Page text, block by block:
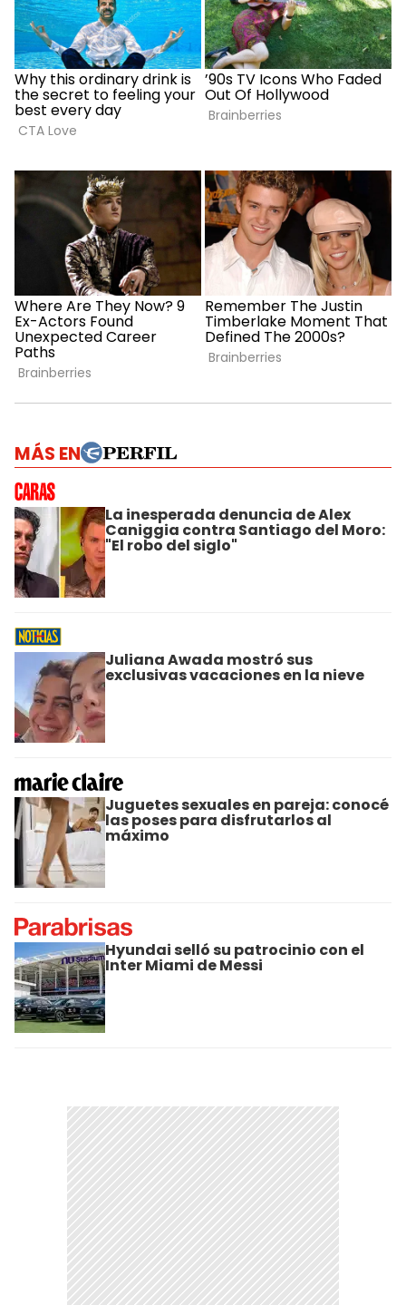
MÁS EN
La inesperada denuncia de Alex
Caniggia contra Santiago del Moro:
"El robo del siglo"
Juliana Awada mostró sus
exclusivas vacaciones en la nieve
Juguetes sexuales en pareja: conocé
las poses para disfrutarlos al
máximo
Hyundai selló su patrocinio con el
Inter Miami de Messi